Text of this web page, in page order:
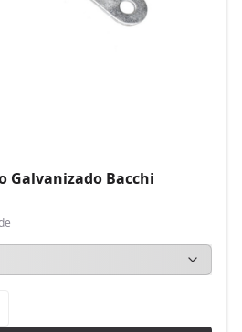
Galvanizado Bacchi